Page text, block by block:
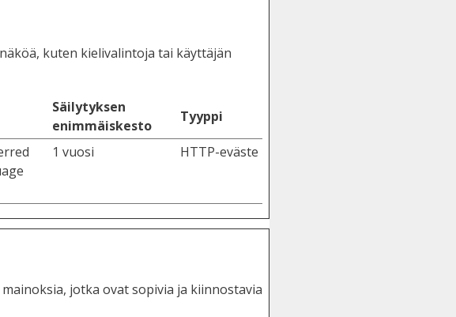
kuten kielivalintoja tai käyttäjän
Säilytyksen
enimmäiskesto
Tyyppi
1 vuosi HTTP-eväste
jotka ovat sopivia ja kiinnostavia